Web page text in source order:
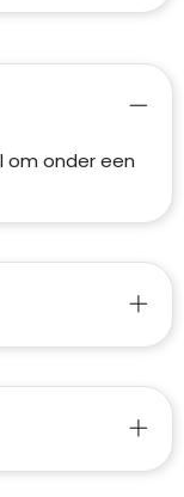
om onder een